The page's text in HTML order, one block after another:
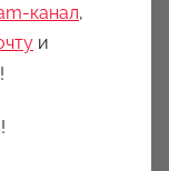
канал,
и